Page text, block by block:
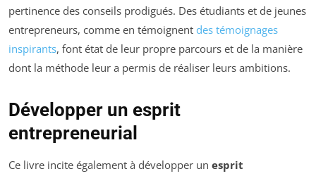
pertinence des conseils prodigués. Des étudiants et de jeunes
entrepreneurs, comme en témoignent des témoignages
inspirants, font état de leur propre parcours et de la manière
dont la méthode leur a permis de réaliser leurs ambitions.
Développer un esprit
entrepreneurial
Ce livre incite également à développer un esprit